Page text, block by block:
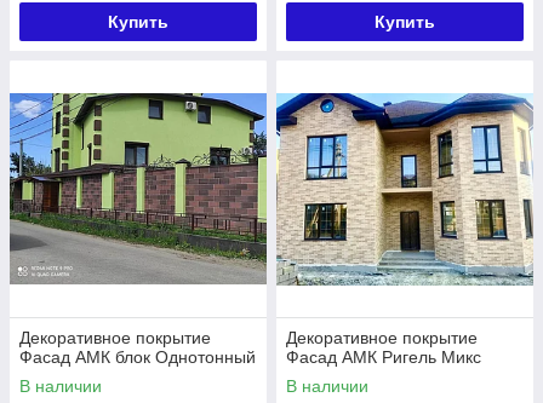
Купить Купить
Декоративное покрытие
Фасад АМК блок Однотонный
В наличии
Декоративное покрытие
Фасад АМК Ригель Микс
В наличии